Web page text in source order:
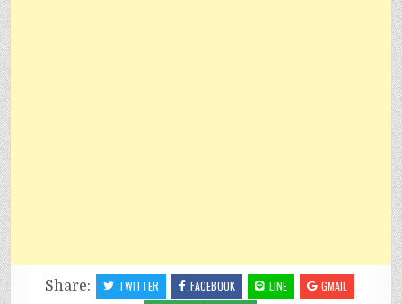
Share: TWITTER FACEBOOK LINE
GMAIL